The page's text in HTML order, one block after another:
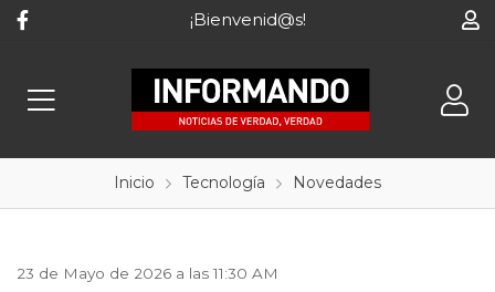
¡Bienvenid@s!
Inicio Tecnología Novedades
23 de Mayo de 2026 a las 11:30 AM